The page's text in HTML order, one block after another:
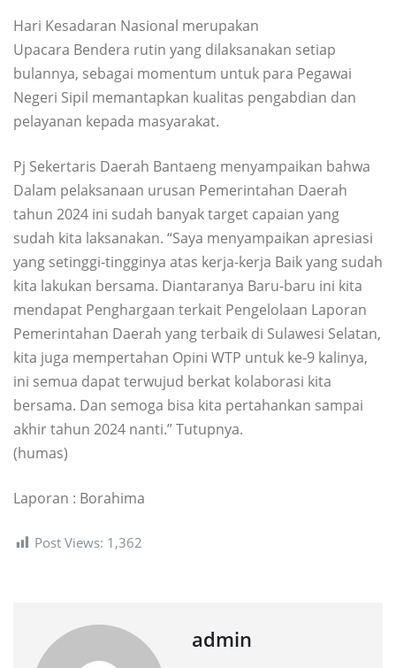
Hari Kesadaran Nasional merupakan
Upacara Bendera rutin yang dilaksanakan setiap
bulannya, sebagai momentum untuk para Pegawai
Negeri Sipil memantapkan kualitas pengabdian dan
pelayanan kepada masyarakat.
Pj Sekertaris Daerah Bantaeng menyampaikan bahwa
Dalam pelaksanaan urusan Pemerintahan Daerah
tahun 2024 ini sudah banyak target capaian yang
sudah kita laksanakan. “Saya menyampaikan apresiasi
yang setinggi-tingginya atas kerja-kerja Baik yang sudah
kita lakukan bersama. Diantaranya Baru-baru ini kita
mendapat Penghargaan terkait Pengelolaan Laporan
Pemerintahan Daerah yang terbaik di Sulawesi Selatan,
kita juga mempertahan Opini WTP untuk ke-9 kalinya,
ini semua dapat terwujud berkat kolaborasi kita
bersama. Dan semoga bisa kita pertahankan sampai
akhir tahun 2024 nanti.” Tutupnya.
(humas)
Laporan : Borahima
Post Views: 1,362
admin